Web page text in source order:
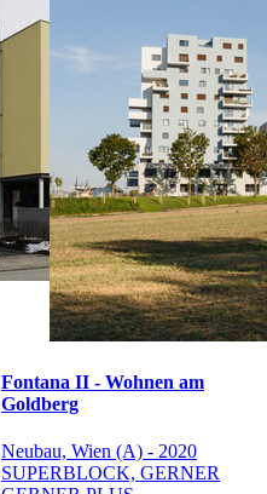
Fontana II - Wohnen am
Goldberg
Neubau, Wien (A) - 2020
SUPERBLOCK, GERNER